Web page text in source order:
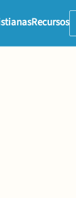
Recursos